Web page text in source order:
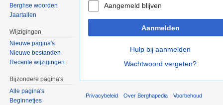
Aangemeld blijven
Aanmelden
Hulp bij aanmelden
Wachtwoord vergeten?
Berghse woorden
Jaartallen
Wijzigingen
Nieuwe pagina's
Nieuwe bestanden
Recente wijzigingen
Bijzondere pagina's
Alle pagina's
Beginnetjes
Privacybeleid Over Berghapedia Voorbehoud